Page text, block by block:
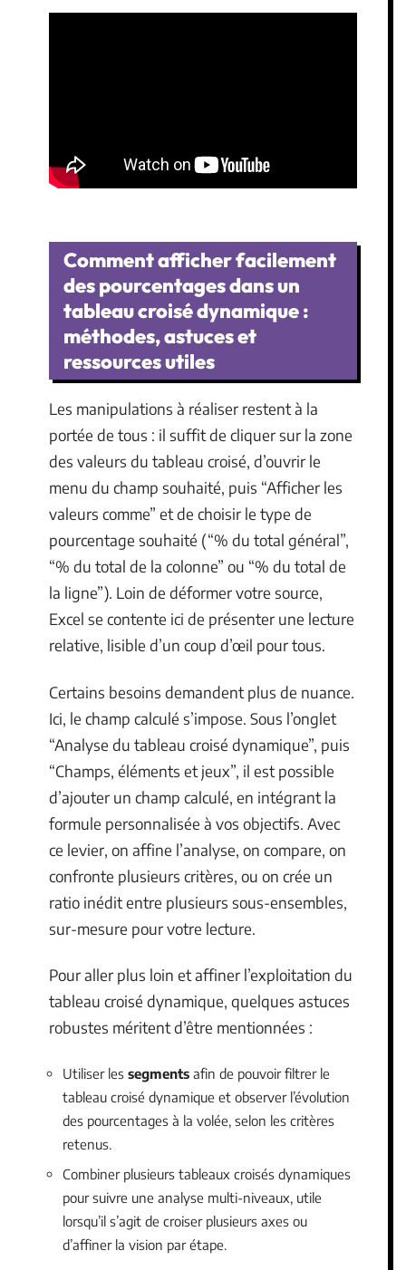
Comment afficher facilement
des pourcentages dans un
tableau croisé dynamique :
méthodes, astuces et
ressources utiles
Les manipulations à réaliser restent à la
portée de tous : il suffit de cliquer sur la zone
des valeurs du tableau croisé, d’ouvrir le
menu du champ souhaité, puis “Afficher les
valeurs comme” et de choisir le type de
pourcentage souhaité (“% du total général”,
“% du total de la colonne” ou “% du total de
la ligne”). Loin de déformer votre source,
Excel se contente ici de présenter une lecture
relative, lisible d’un coup d’œil pour tous.
Certains besoins demandent plus de nuance.
Ici, le champ calculé s’impose. Sous l’onglet
“Analyse du tableau croisé dynamique”, puis
“Champs, éléments et jeux”, il est possible
d’ajouter un champ calculé, en intégrant la
formule personnalisée à vos objectifs. Avec
ce levier, on affine l’analyse, on compare, on
confronte plusieurs critères, ou on crée un
ratio inédit entre plusieurs sous-ensembles,
sur-mesure pour votre lecture.
Pour aller plus loin et affiner l’exploitation du
tableau croisé dynamique, quelques astuces
robustes méritent d’être mentionnées :
Utiliser les segments afin de pouvoir filtrer le
tableau croisé dynamique et observer l’évolution
des pourcentages à la volée, selon les critères
retenus.
Combiner plusieurs tableaux croisés dynamiques
pour suivre une analyse multi-niveaux, utile
lorsqu’il s’agit de croiser plusieurs axes ou
d’affiner la vision par étape.